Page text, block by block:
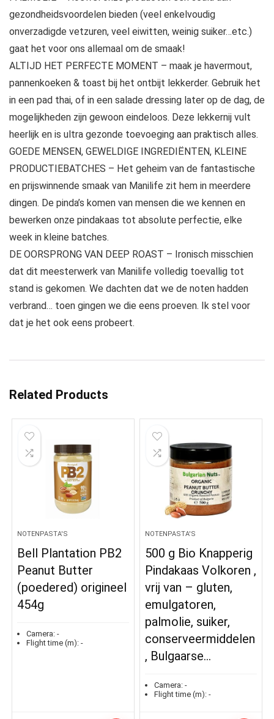
gezondheidsvoordelen bieden (veel enkelvoudig
onverzadigde vetzuren, veel eiwitten, weinig suiker…etc.)
gaat het voor ons allemaal om de smaak!
ALTIJD HET PERFECTE MOMENT – maak je havermout,
pannenkoeken & toast bij het ontbijt lekkerder. Gebruik het
in een pad thai, of in een salade dressing later op de dag, de
mogelijkheden zijn gewoon eindeloos. Deze lekkernij vult
heerlijk en is ultra gezonde toevoeging aan praktisch alles.
GOEDE MENSEN, GEWELDIGE INGREDIËNTEN, KLEINE
PRODUCTIEBATCHES – Het geheim van de fantastische
en prijswinnende smaak van Manilife zit hem in meerdere
dingen. De pinda’s komen van mensen die we kennen en
bewerken onze pindakaas tot absolute perfectie, elke
week in kleine batches.
DE OORSPRONG VAN DEEP ROAST – Ironisch misschien
dat dit meesterwerk van Manilife volledig toevallig tot
stand is gekomen. We dachten dat we de noten hadden
verbrand… toen gingen we die eens proeven. Ik stel voor
dat je het ook eens probeert.
Related Products
NOTENPASTA'S
Bell Plantation PB2
Peanut Butter
(poedered) origineel
454g
Camera: -
Flight time (m): -
NOTENPASTA'S
500 g Bio Knapperig
Pindakaas Volkoren ,
vrij van – gluten,
emulgatoren,
palmolie, suiker,
conserveermiddelen
, Bulgaarse…
Camera: -
Flight time (m): -